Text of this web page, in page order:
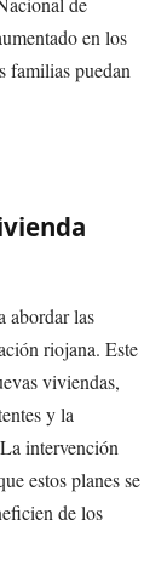
en los
familias puedan
abordar las
riojana. Este
viviendas,
y la
intervención
estos planes se
de los